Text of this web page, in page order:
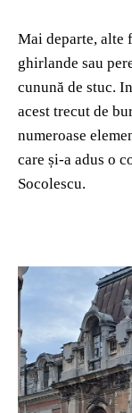
Mai departe, alte
ghirlande sau
cunună de stuc.
acest trecut de
numeroase
care și-a adus o
Socolescu.